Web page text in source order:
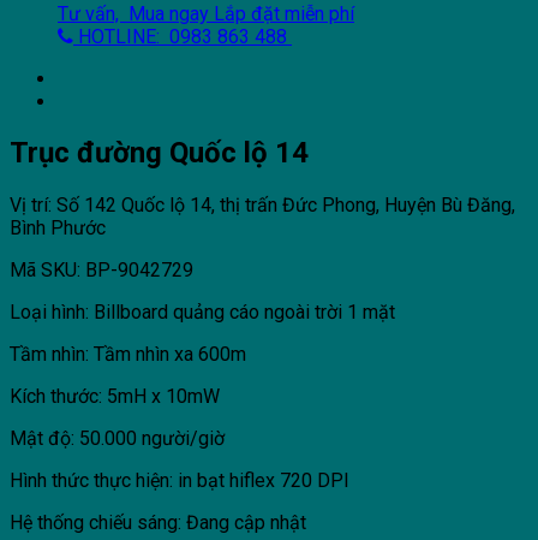
Tư vấn, Mua ngay Lắp đặt miễn phí
HOTLINE: 0983 863 488
Trục đường Quốc lộ 14
Vị trí: Số 142 Quốc lộ 14, thị trấn Đức Phong, Huyện Bù Đăng,
Bình Phước
Mã SKU: BP-9042729
Loại hình: Billboard quảng cáo ngoài trời 1 mặt
Tầm nhìn: Tầm nhìn xa 600m
Kích thước: 5mH x 10mW
Mật độ: 50.000 người/giờ
Hình thức thực hiện: in bạt hiflex 720 DPI
Hệ thống chiếu sáng: Đang cập nhật